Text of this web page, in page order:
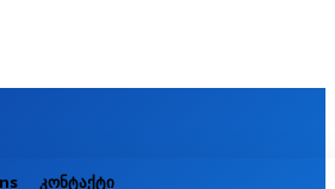
კონტაქტი